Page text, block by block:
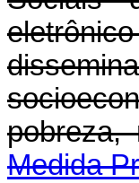
Medida